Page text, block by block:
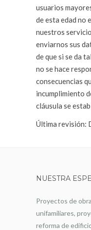
usuarios
de esta edad no
nuestros
enviarnos sus
de que si se da
no se hace
consecuencias
incumplimiento
cláusula se
Última revisión:
NUESTRA
Proyectos de
unifamiliares,
reforma de